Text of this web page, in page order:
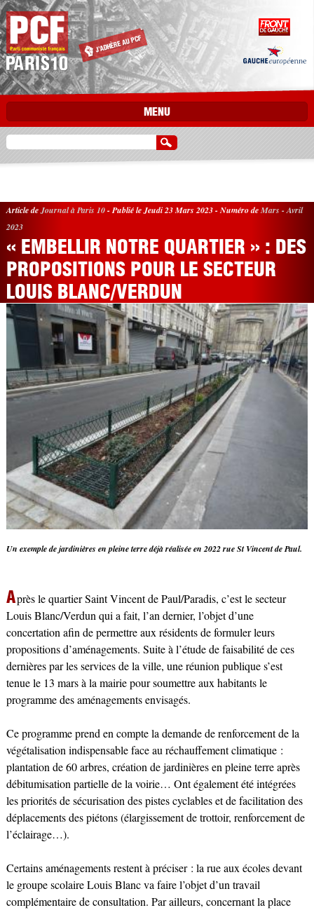
Aller au contenu principal
MENU
Article deJournal à Paris 10-Publié le Jeudi 23 Mars 2023-Numéro deMars - Avril
2023
« EMBELLIR NOTRE QUARTIER » : DES
PROPOSITIONS POUR LE SECTEUR
LOUIS BLANC/VERDUN
Un exemple de jardinières en pleine terre déjà réalisée en 2022 rue St Vincent de Paul.
Après le quartier Saint Vincent de Paul/Paradis, c’est le secteur
Louis Blanc/Verdun qui a fait, l’an dernier, l’objet d’une
concertation afin de permettre aux résidents de formuler leurs
propositions d’aménagements. Suite à l’étude de faisabilité de ces
dernières par les services de la ville, une réunion publique s’est
tenue le 13 mars à la mairie pour soumettre aux habitants le
programme des aménagements envisagés.
Ce programme prend en compte la demande de renforcement de la
végétalisation indispensable face au réchauffement climatique :
plantation de 60 arbres, création de jardinières en pleine terre après
débitumisation partielle de la voirie… Ont également été intégrées
les priorités de sécurisation des pistes cyclables et de facilitation des
déplacements des piétons (élargissement de trottoir, renforcement de
l’éclairage…).
Certains aménagements restent à préciser : la rue aux écoles devant
le groupe scolaire Louis Blanc va faire l’objet d’un travail
complémentaire de consultation. Par ailleurs, concernant la place